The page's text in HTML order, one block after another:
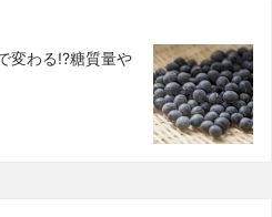
変わる!?糖質量や